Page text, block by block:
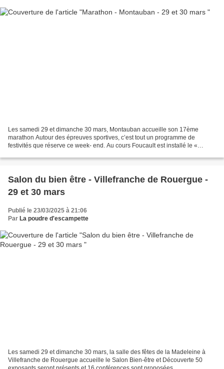
Les samedi 29 et dimanche 30 mars, Montauban accueille son 17ème
marathon Autour des épreuves sportives, c’est tout un programme de
festivités que réserve ce week- end. Au cours Foucault est installé le «
Salon du bien être - Villefranche de Rouergue -
29 et 30 mars
Publié le 23/03/2025 à 21:06
Par La poudre d'escampette
Les samedi 29 et dimanche 30 mars, la salle des fêtes de la Madeleine à
Villefranche de Rouergue accueille le Salon Bien-être et Découverte 50